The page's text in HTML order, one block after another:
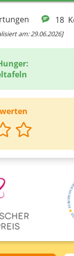
18
am: 29.06.2026]